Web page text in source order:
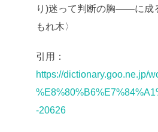
り)迷って判断の胸――に成
もれ木〉
引用：
https://dictionary.goo.ne.jp/
-20626